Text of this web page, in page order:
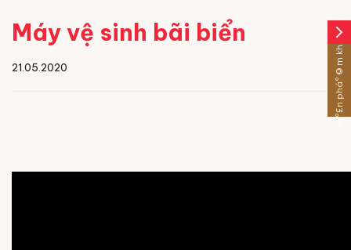
Máy vệ sinh bãi biển
21.05.2020
arrow_forward_ios
Sáº£n pháº©m khÃ¡c